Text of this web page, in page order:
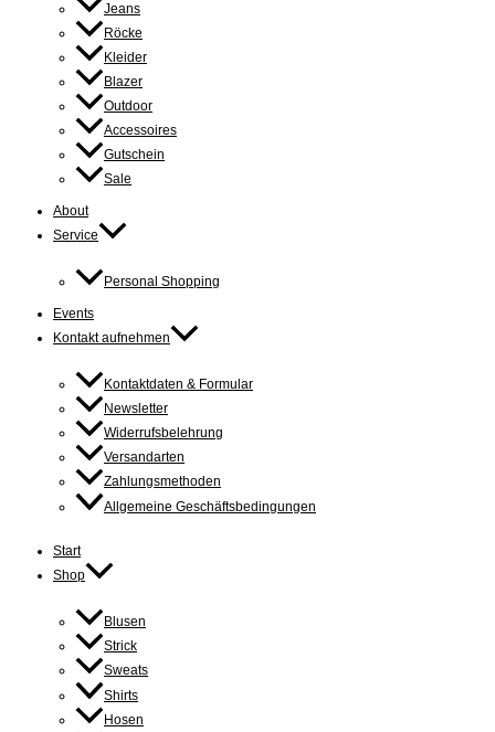
Jeans
Röcke
Kleider
Blazer
Outdoor
Accessoires
Gutschein
Sale
About
Service
Personal Shopping
Events
Kontakt aufnehmen
Kontaktdaten & Formular
Newsletter
Widerrufsbelehrung
Versandarten
Zahlungsmethoden
Allgemeine Geschäftsbedingungen
Start
Shop
Blusen
Strick
Sweats
Shirts
Hosen